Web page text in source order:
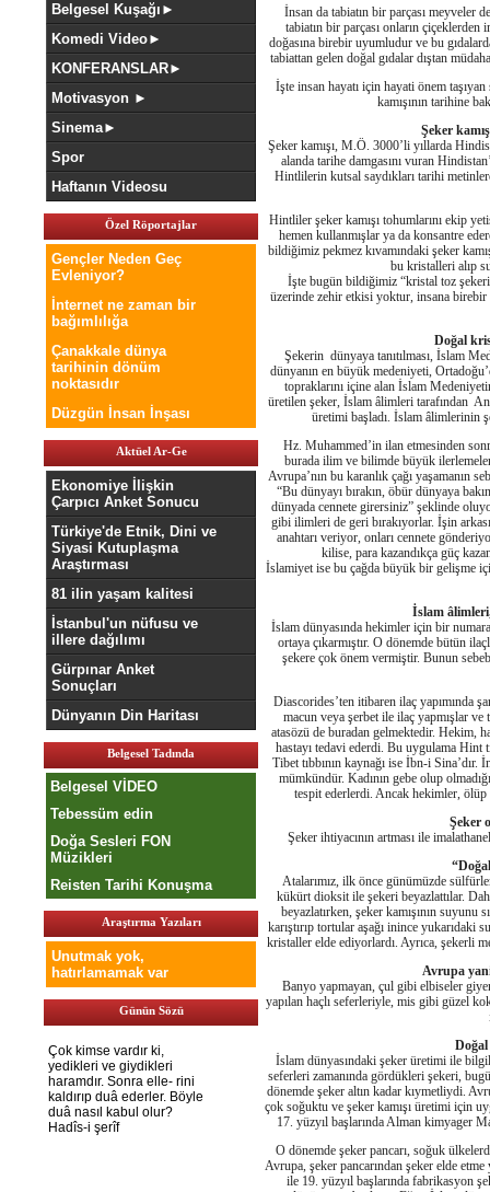
Belgesel Kuşağı►
Komedi Video►
KONFERANSLAR►
Motivasyon ►
Sinema►
Spor
Haftanın Videosu
Özel Röportajlar
Gençler Neden Geç
Evleniyor?
İnternet ne zaman bir
bağımlılığa
Çanakkale dünya
tarihinin dönüm
noktasıdır
Düzgün İnsan İnşası
Aktüel Ar-Ge
Ekonomiye İlişkin
Çarpıcı Anket Sonucu
Türkiye'de Etnik, Dini ve
Siyasi Kutuplaşma
Araştırması
81 ilin yaşam kalitesi
İstanbul'un nüfusu ve
illere dağılımı
Gürpınar Anket
Sonuçları
Dünyanın Din Haritası
Belgesel Tadında
Belgesel VİDEO
Tebessüm edin
Doğa Sesleri FON
Müzikleri
Reisten Tarihi Konuşma
Araştırma Yazıları
Unutmak yok,
hatırlamamak var
Günün Sözü
İnsan da tabiatın bir parçası meyveler
tabiatın bir parçası onların çiçeklerden
doğasına birebir uyumludur ve bu
tabiattan gelen doğal gıdalar dıştan
İşte insan hayatı için hayati önem
kamışının tarihine
Şeker
Şeker kamışı, M.Ö. 3000’li yıllarda
alanda tarihe damgasını vuran
Hintlilerin kutsal saydıkları tarihi
Hintliler şeker kamışı tohumlarını ekip
hemen kullanmışlar ya da konsantre
bildiğimiz pekmez kıvamındaki şeker
bu kristalleri alıp
İşte bugün bildiğimiz “kristal toz
üzerinde zehir etkisi yoktur, insana
Doğal
Şekerin dünyaya tanıtılması, İslam
dünyanın en büyük medeniyeti,
topraklarını içine alan İslam
üretilen şeker, İslam âlimleri tarafından
üretimi başladı. İslam âlimlerinin
Hz. Muhammed’in ilan etmesinden
burada ilim ve bilimde büyük ilerlemeler
Avrupa’nın bu karanlık çağı yaşamanın
“Bu dünyayı bırakın, öbür dünyaya
dünyada cennete girersiniz” şeklinde
gibi ilimleri de geri bırakıyorlar. İşin
anahtarı veriyor, onları cennete
kilise, para kazandıkça güç
İslamiyet ise bu çağda büyük bir gelişme
İslam
İslam dünyasında hekimler için bir
ortaya çıkarmıştır. O dönemde bütün
şekere çok önem vermiştir. Bunun
Diascorides’ten itibaren ilaç yapımında
macun veya şerbet ile ilaç yapmışlar
atasözü de buradan gelmektedir. Hekim,
hastayı tedavi ederdi. Bu uygulama Hint
Tibet tıbbının kaynağı ise İbn-i Sina’dır.
mümkündür. Kadının gebe olup
tespit ederlerdi. Ancak hekimler,
Şeker
Şeker ihtiyacının artması ile
Atalarımız, ilk önce günümüzde
kükürt dioksit ile şekeri beyazlattılar.
beyazlatırken, şeker kamışının
karıştırıp tortular aşağı inince yukarıdaki
kristaller elde ediyorlardı. Ayrıca, şekerli
Avrupa
Banyo yapmayan, çul gibi elbiseler
yapılan haçlı seferleriyle, mis gibi güzel
İslam dünyasındaki şeker üretimi ile
seferleri zamanında gördükleri şekeri,
dönemde şeker altın kadar kıymetliydi.
çok soğuktu ve şeker kamışı üretimi için
17. yüzyıl başlarında Alman kimyager
O dönemde şeker pancarı, soğuk
Avrupa, şeker pancarından şeker elde
ile 19. yüzyıl başlarında fabrikasyon